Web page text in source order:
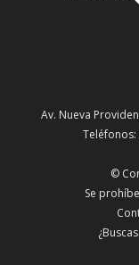
Av. Nueva
Teléfonos:
©
Se